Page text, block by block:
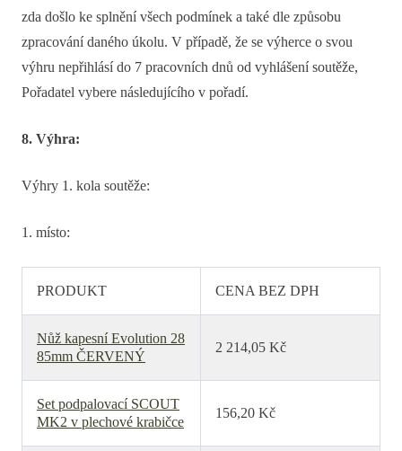
zda došlo ke splnění všech podmínek a také dle způsobu
zpracování daného úkolu. V případě, že se výherce o svou
výhru nepřihlásí do 7 pracovních dnů od vyhlášení soutěže,
Pořadatel vybere následujícího v pořadí.
8. Výhra:
Výhry 1. kola soutěže:
1. místo:
PRODUKT CENA BEZ DPH
Nůž kapesní Evolution 28
85mm ČERVENÝ
2 214,05 Kč
Set podpalovací SCOUT
MK2 v plechové krabičce
156,20 Kč